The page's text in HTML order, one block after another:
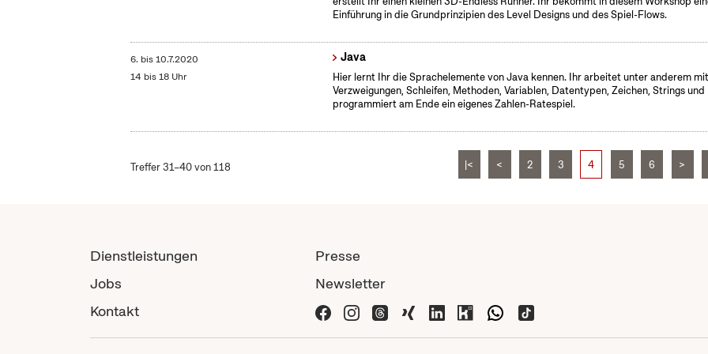
Einführung in die Grundprinzipien des Level Designs und des Spiel-Flows.
6. bis10.7.2020
14 bis 18 Uhr
Java
Hier lernt Ihr die Sprachelemente von Java kennen. Ihr arbeitet unter anderem mit
Verzweigungen, Schleifen, Methoden, Variablen, Datentypen, Zeichen, Strings und
programmiert am Ende ein eigenes Zahlen-Ratespiel.
Treffer 31–40 von 118 |< < 2 3 4 5 6 >
Dienstleistungen
Jobs
Kontakt
Presse
Newsletter